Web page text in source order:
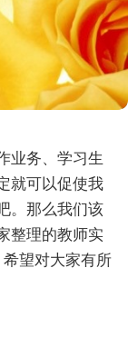
业务、学习生
就可以促使我
。那么我们该
整理的教师实
望对大家有所